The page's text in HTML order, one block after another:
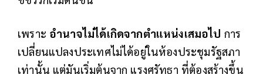
เพราะ อำนาจไม่ได้เกิดจากตำแหน่งเสมอไป การ
เปลี่ยนแปลงประเทศไม่ได้อยู่ในห้องประชุมรัฐสภา
เท่านั้น แต่มันเริ่มต้นจาก แรงศรัทธา ที่ต้องสร้างขึ้น